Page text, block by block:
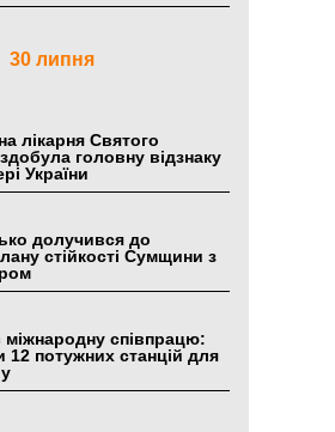
30 липня
лікарня Святого
головну відзнаку
України
долучився до
стійкості Сумщини з
співпрацю:
потужних станцій для